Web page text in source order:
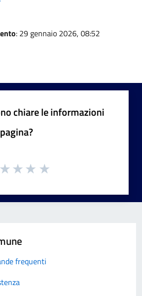
: 29 gennaio 2026, 08:52
chiare le informazioni
frequenti